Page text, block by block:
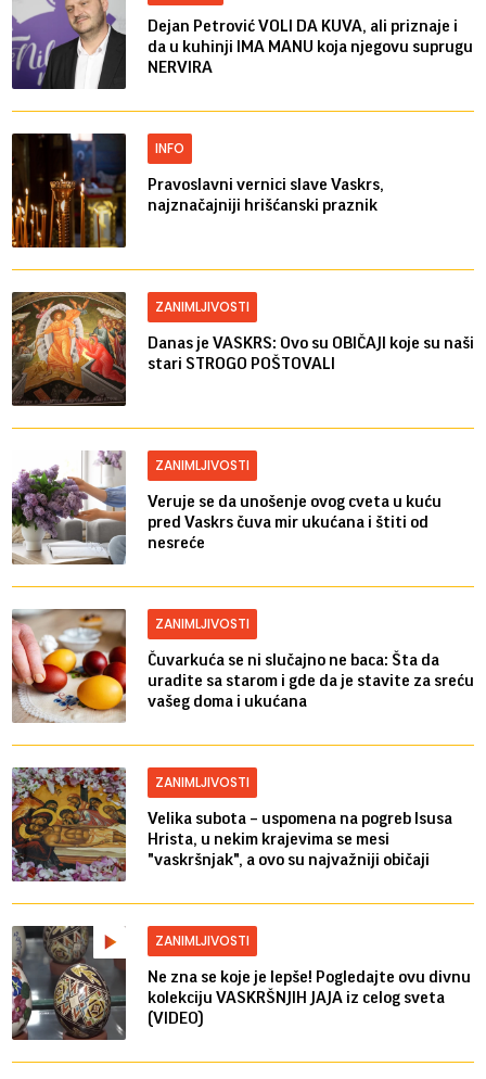
Dejan Petrović VOLI DA KUVA, ali priznaje i
da u kuhinji IMA MANU koja njegovu suprugu
NERVIRA
INFO
Pravoslavni vernici slave Vaskrs,
najznačajniji hrišćanski praznik
ZANIMLJIVOSTI
Danas je VASKRS: Ovo su OBIČAJI koje su naši
stari STROGO POŠTOVALI
ZANIMLJIVOSTI
Veruje se da unošenje ovog cveta u kuću
pred Vaskrs čuva mir ukućana i štiti od
nesreće
ZANIMLJIVOSTI
Čuvarkuća se ni slučajno ne baca: Šta da
uradite sa starom i gde da je stavite za sreću
vašeg doma i ukućana
ZANIMLJIVOSTI
Velika subota – uspomena na pogreb Isusa
Hrista, u nekim krajevima se mesi
"vaskršnjak", a ovo su najvažniji običaji
ZANIMLJIVOSTI
Ne zna se koje je lepše! Pogledajte ovu divnu
kolekciju VASKRŠNJIH JAJA iz celog sveta
(VIDEO)